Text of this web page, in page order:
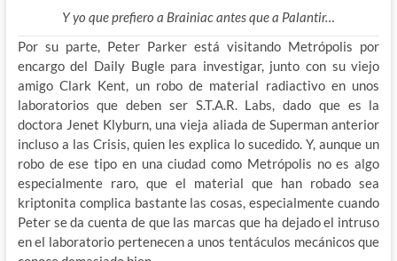
Y yo que prefiero a Brainiac antes que a Palantir…
Por su parte, Peter Parker está visitando Metrópolis por
encargo del Daily Bugle para investigar, junto con su viejo
amigo Clark Kent, un robo de material radiactivo en unos
laboratorios que deben ser S.T.A.R. Labs, dado que es la
doctora Jenet Klyburn, una vieja aliada de Superman anterior
incluso a las Crisis, quien les explica lo sucedido. Y, aunque un
robo de ese tipo en una ciudad como Metrópolis no es algo
especialmente raro, que el material que han robado sea
kriptonita complica bastante las cosas, especialmente cuando
Peter se da cuenta de que las marcas que ha dejado el intruso
en el laboratorio pertenecen a unos tentáculos mecánicos que